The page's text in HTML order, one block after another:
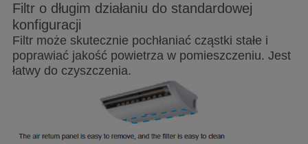
Filtr o długim działaniu do standardowej
konfiguracji
Filtr może skutecznie pochłaniać cząstki stałe i
poprawiać jakość powietrza w pomieszczeniu. Jest
łatwy do czyszczenia.